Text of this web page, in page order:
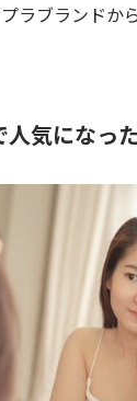
ラブランドか
気になっ